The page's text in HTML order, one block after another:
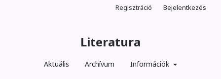
Literatura
Aktuális Archívum Információk
Regisztráció Bejelentkezés